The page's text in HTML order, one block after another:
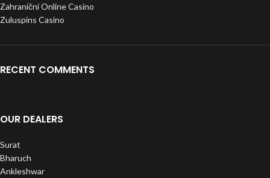
Zahraniční Online Casino
Zuluspins Casino
RECENT COMMENTS
OUR DEALERS
Surat
Bharuch
Ankleshwar